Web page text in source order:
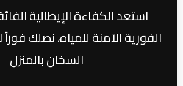
استعد الكفاءة الإيطالية
الفورية الآمنة للمياه، نصلك
السخان بالمنزل